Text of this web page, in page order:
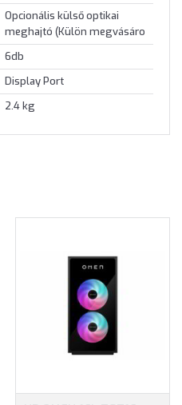
Opcionális külső optikai
meghajtó (Külön megvásáro
6db
Display Port
2.4 kg